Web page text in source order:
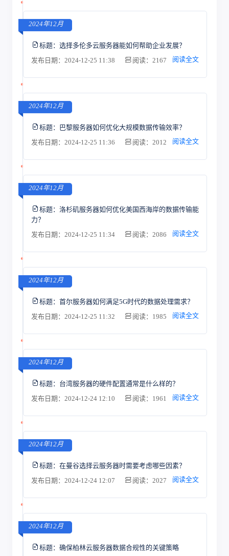
2024年12月
标题： 选择多伦多云服务器能如何帮助企业发展？
发布日期：2024-12-25 11:38
阅读：2167 阅读全文
2024年12月
标题： 巴黎服务器如何优化大规模数据传输效率？
发布日期：2024-12-25 11:36
阅读：2012 阅读全文
2024年12月
标题： 洛杉矶服务器如何优化美国西海岸的数据传输能
力？
发布日期：2024-12-25 11:34
阅读：2086 阅读全文
2024年12月
标题： 首尔服务器如何满足5G时代的数据处理需求？
发布日期：2024-12-25 11:32
阅读：1985 阅读全文
2024年12月
标题： 台湾服务器的硬件配置通常是什么样的？
发布日期：2024-12-24 12:10
阅读：1961 阅读全文
2024年12月
标题： 在曼谷选择云服务器时需要考虑哪些因素？
发布日期：2024-12-24 12:07
阅读：2027 阅读全文
2024年12月
标题： 确保柏林云服务器数据合规性的关键策略